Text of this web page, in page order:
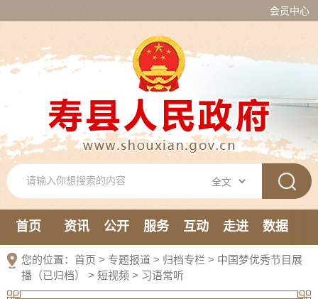
会员中心
首页 资讯 公开 服务 互动 走进
数据
新媒体
您的位置： 首页 > 专题报道 > 归档专栏 > 中国梦优秀节目展
播（已归档）
> 短视频 > 习语常听